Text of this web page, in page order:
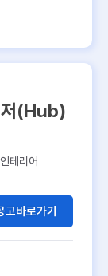
저(Hub)
테리어
고바로가기